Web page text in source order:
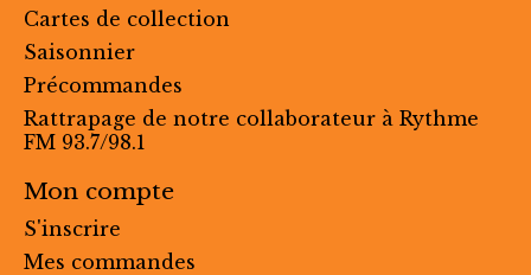
Cartes de collection
Saisonnier
Précommandes
Rattrapage de notre collaborateur à Rythme
FM 93.7/98.1
Mon compte
S'inscrire
Mes commandes